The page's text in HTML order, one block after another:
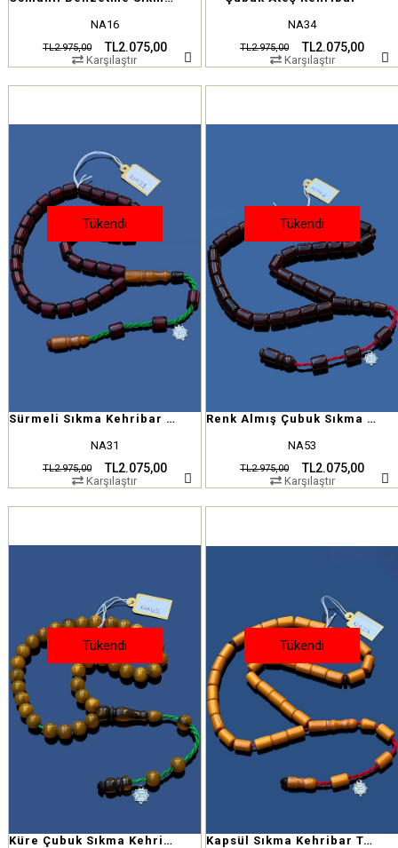
NA16
TL2.075,00
TL2.975,00
Karşılaştır
NA34
TL2.075,00
TL2.975,00
Karşılaştır
Tükendi
Sürmeli Sıkma Kehribar Tesbih
NA31
TL2.075,00
TL2.975,00
Karşılaştır
Tükendi
Renk Almış Çubuk Sıkma Kehribar
NA53
TL2.075,00
TL2.975,00
Karşılaştır
Tükendi
Küre Çubuk Sıkma Kehribar Tesbih
Tükendi
Kapsül Sıkma Kehribar Tesbih